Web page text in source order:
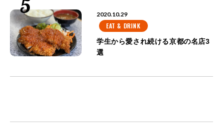
2020.10.29
EAT & DRINK
学生から愛され続ける京都の名店3
選